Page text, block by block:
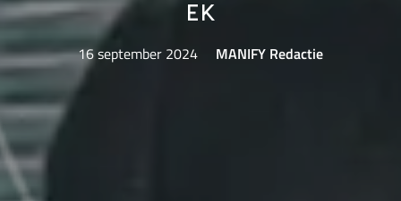
ek
16 september 2024 MANIFY Redactie